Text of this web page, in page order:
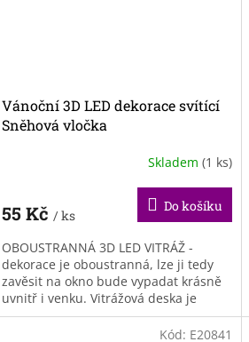
Vánoční 3D LED dekorace svítící
Sněhová vločka
Skladem (1 ks)
55 Kč / ks
Do košíku
OBOUSTRANNÁ 3D LED VITRÁŽ -
dekorace je oboustranná, lze ji tedy
zavěsit na okno bude vypadat krásně
uvnitř i venku. Vitrážová deska je
vyrobena z odolného...
Kód: E20841